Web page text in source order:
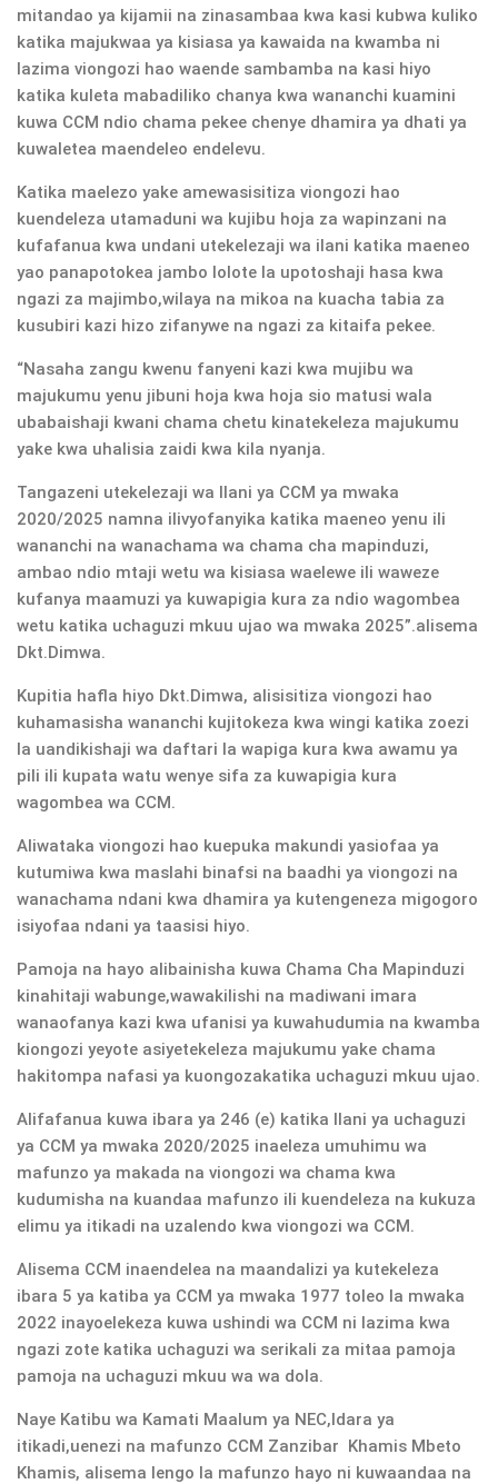
mitandao ya kijamii na zinasambaa kwa kasi kubwa kuliko
katika majukwaa ya kisiasa ya kawaida na kwamba ni
lazima viongozi hao waende sambamba na kasi hiyo
katika kuleta mabadiliko chanya kwa wananchi kuamini
kuwa CCM ndio chama pekee chenye dhamira ya dhati ya
kuwaletea maendeleo endelevu.
Katika maelezo yake amewasisitiza viongozi hao
kuendeleza utamaduni wa kujibu hoja za wapinzani na
kufafanua kwa undani utekelezaji wa ilani katika maeneo
yao panapotokea jambo lolote la upotoshaji hasa kwa
ngazi za majimbo,wilaya na mikoa na kuacha tabia za
kusubiri kazi hizo zifanywe na ngazi za kitaifa pekee.
“Nasaha zangu kwenu fanyeni kazi kwa mujibu wa
majukumu yenu jibuni hoja kwa hoja sio matusi wala
ubabaishaji kwani chama chetu kinatekeleza majukumu
yake kwa uhalisia zaidi kwa kila nyanja.
Tangazeni utekelezaji wa Ilani ya CCM ya mwaka
2020/2025 namna ilivyofanyika katika maeneo yenu ili
wananchi na wanachama wa chama cha mapinduzi,
ambao ndio mtaji wetu wa kisiasa waelewe ili waweze
kufanya maamuzi ya kuwapigia kura za ndio wagombea
wetu katika uchaguzi mkuu ujao wa mwaka 2025”.alisema
Dkt.Dimwa.
Kupitia hafla hiyo Dkt.Dimwa, alisisitiza viongozi hao
kuhamasisha wananchi kujitokeza kwa wingi katika zoezi
la uandikishaji wa daftari la wapiga kura kwa awamu ya
pili ili kupata watu wenye sifa za kuwapigia kura
wagombea wa CCM.
Aliwataka viongozi hao kuepuka makundi yasiofaa ya
kutumiwa kwa maslahi binafsi na baadhi ya viongozi na
wanachama ndani kwa dhamira ya kutengeneza migogoro
isiyofaa ndani ya taasisi hiyo.
Pamoja na hayo alibainisha kuwa Chama Cha Mapinduzi
kinahitaji wabunge,wawakilishi na madiwani imara
wanaofanya kazi kwa ufanisi ya kuwahudumia na kwamba
kiongozi yeyote asiyetekeleza majukumu yake chama
hakitompa nafasi ya kuongozakatika uchaguzi mkuu ujao.
Alifafanua kuwa ibara ya 246 (e) katika Ilani ya uchaguzi
ya CCM ya mwaka 2020/2025 inaeleza umuhimu wa
mafunzo ya makada na viongozi wa chama kwa
kudumisha na kuandaa mafunzo ili kuendeleza na kukuza
elimu ya itikadi na uzalendo kwa viongozi wa CCM.
Alisema CCM inaendelea na maandalizi ya kutekeleza
ibara 5 ya katiba ya CCM ya mwaka 1977 toleo la mwaka
2022 inayoelekeza kuwa ushindi wa CCM ni lazima kwa
ngazi zote katika uchaguzi wa serikali za mitaa pamoja
pamoja na uchaguzi mkuu wa wa dola.
Naye Katibu wa Kamati Maalum ya NEC,Idara ya
itikadi,uenezi na mafunzo CCM Zanzibar Khamis Mbeto
Khamis, alisema lengo la mafunzo hayo ni kuwaandaa na